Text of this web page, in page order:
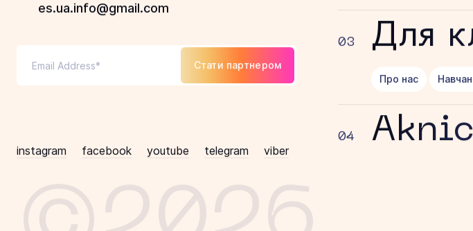
es.ua.info@gmail.com
Стати партнером
instagram facebook youtube telegram viber
03 Для
Про нас
04